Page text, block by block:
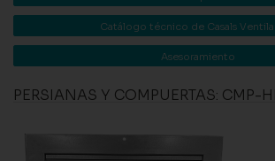
Catálogo técnico de Casals
Asesoramiento
PERSIANAS Y COMPUERTAS: CMP-